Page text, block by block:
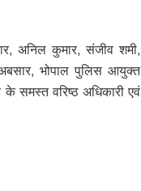
अनिल कुमार, संजीव शमी,
अबसार, भोपाल पुलिस आयुक्‍त
के समस्त वरिष्ठ अधिकारी एवं